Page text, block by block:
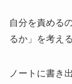
自分を責める
るか」を考え
ノートに書き